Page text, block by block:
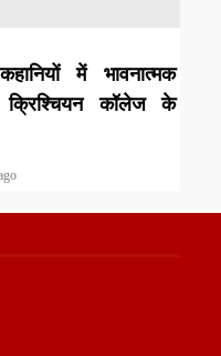
में भावनात्मक
क्रिश्चियन कॉलेज के